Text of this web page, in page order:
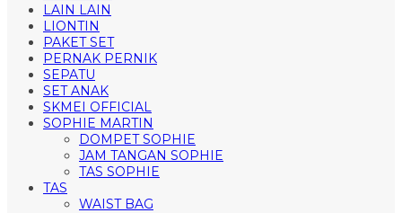
LAIN LAIN
LIONTIN
PAKET SET
PERNAK PERNIK
SEPATU
SET ANAK
SKMEI OFFICIAL
SOPHIE MARTIN
DOMPET SOPHIE
JAM TANGAN SOPHIE
TAS SOPHIE
TAS
WAIST BAG